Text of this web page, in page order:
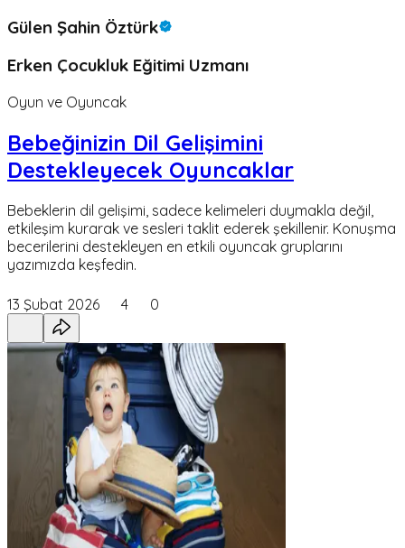
Gülen Şahin Öztürk
Erken Çocukluk Eğitimi Uzmanı
Oyun ve Oyuncak
Bebeğinizin Dil Gelişimini
Destekleyecek Oyuncaklar
Bebeklerin dil gelişimi, sadece kelimeleri duymakla değil,
etkileşim kurarak ve sesleri taklit ederek şekillenir. Konuşma
becerilerini destekleyen en etkili oyuncak gruplarını
yazımızda keşfedin.
13 Şubat 2026 4 0